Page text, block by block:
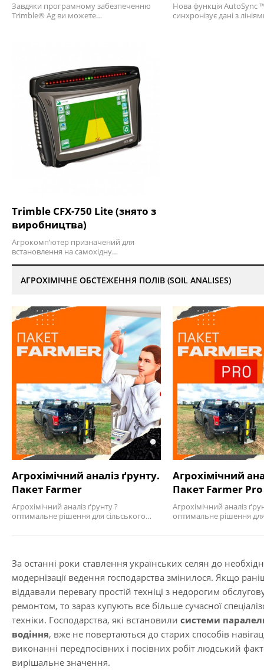
Завдяки програмному забезпеченню
Trimble® Ag ви можете…
Нова функція AutoSync
синхронізує дані з
Trimble CFX-750 Lite (знято з
виробництва)
Агрокомп’ютер призначений для
встановлення на самохідну…
АГРОХІМІЧНЕ ОБСТЕЖЕННЯ ПОЛІВ (SOIL ANALISES)
Агрохімічний аналіз ґрунту.
Пакет Farmer
Агрохімічний аналіз ґрунту ?
оптимальне рішення для сільського…
Агрохімічний
Пакет Farmer Pro
Агрохімічний аналіз
оптимальне рішення
За останні роки ставлення українських селян до
модернізації ведення господарства змінилося. Якщо
віддавали перевагу простій техніці з недорогим
ремонтом, то зараз купують все більше сучасної
техніки. Господарства, які встановили системи
водіння, вже не повертаються до старих способів
виконанні передпосівних і посівних робіт людський
вирішальне значення.